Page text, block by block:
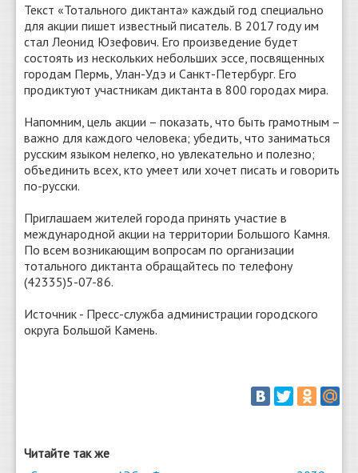
Текст «Тотального диктанта» каждый год специально
для акции пишет известный писатель. В 2017 году им
стал Леонид Юзефович. Его произведение будет
состоять из нескольких небольших эссе, посвященных
городам Пермь, Улан-Удэ и Санкт-Петербург. Его
продиктуют участникам диктанта в 800 городах мира.
Напомним, цель акции – показать, что быть грамотным –
важно для каждого человека; убедить, что заниматься
русским языком нелегко, но увлекательно и полезно;
объединить всех, кто умеет или хочет писать и говорить
по-русски.
Приглашаем жителей города принять участие в
международной акции на территории Большого Камня.
По всем возникающим вопросам по организации
тотального диктанта обращайтесь по телефону
(42335)5-07-86.
Источник - Пресс-служба администрации городского
округа Большой Камень.
Читайте так же